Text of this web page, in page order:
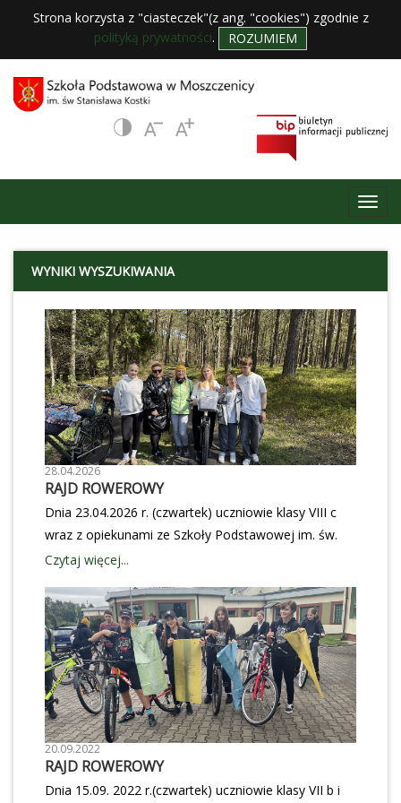
Strona korzysta z "ciasteczek"(z ang. "cookies") zgodnie z
polityką prywatności. ROZUMIEM
WYNIKI WYSZUKIWANIA
28.04.2026
RAJD ROWEROWY
Dnia 23.04.2026 r. (czwartek) uczniowie klasy VIII c
wraz z opiekunami ze Szkoły Podstawowej im. św.
Stanisława Kostki w Moszczenicy (pani Celina Galia,
rowerowym „Leśnym szlakiem”, zorganizowanym w
ramach Eko-Tygodnia 2026 i połączonym z
obchodami Dnia Ziemi.Opiekunem rajdu był również
pan Marek Galia, który służył pomocą techniczną —
za co serdecznie dziękujemy. Trasa liczyła około 40
km i prowadziła drogami przez Rezerwat Meszcze
oraz Rezerwat Dęby w Meszczach.Uczestnicy mieli
okazję poznać walory przyrodnicze najbliższej
okolicy, przypomnieć sobie zasady bezpieczeństwa w
Czytaj więcej...
20.09.2022
RAJD ROWEROWY
Dnia 15.09. 2022 r.(czwartek) uczniowie klasy VII b i